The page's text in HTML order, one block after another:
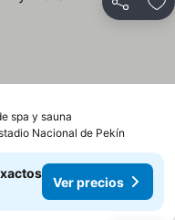
Compartir
spa y sauna
Nacional de Pekín
Ver precios